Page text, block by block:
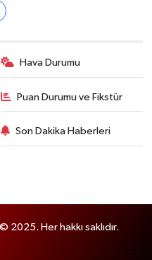
Hava Durumu
Puan Durumu ve Fikstür
Son Dakika Haberleri
2025. Her hakkı saklıdır.